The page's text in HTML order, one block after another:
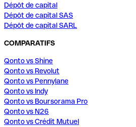
Dépôt de capital
Dépôt de capital SAS
Dépôt de capital SARL
COMPARATIFS
Qonto vs Shine
Qonto vs Revolut
Qonto vs Pennylane
Qonto vs Indy
Qonto vs Boursorama Pro
Qonto vs N26
Qonto vs Crédit Mutuel